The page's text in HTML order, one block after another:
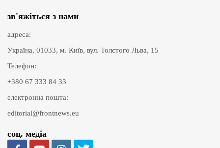
зв'яжіться з нами
адреса:
Україна, 01033, м. Київ, вул. Толстого Льва, 15
Телефон:
+380 67 333 84 33
електронна пошта:
editorial@frontnews.eu
соц. медіа